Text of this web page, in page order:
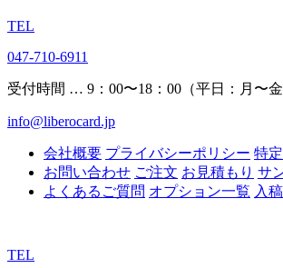
TEL
047-710-6911
受付時間 … 9：00〜18：00（平日：月〜金
info@liberocard.jp
会社概要 プライバシーポリシー 特
お問い合わせ ご注文 お見積もり サ
よくあるご質問 オプション一覧 入
TEL